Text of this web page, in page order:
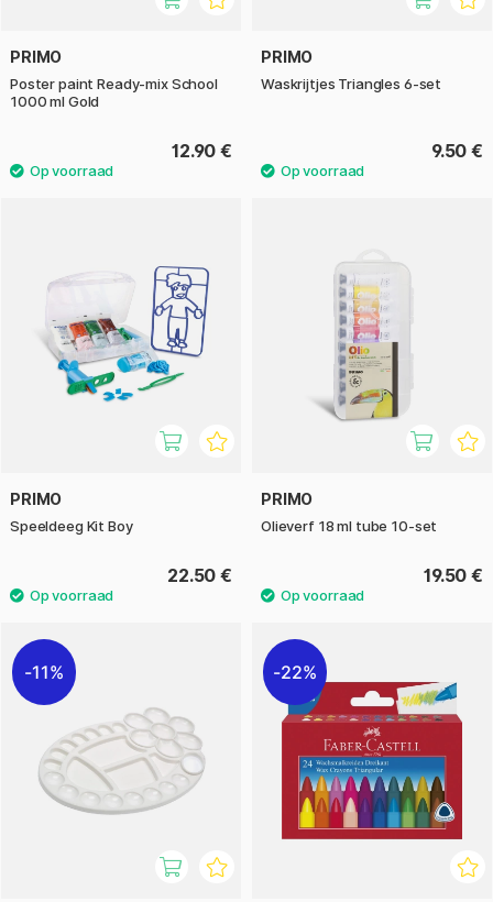
PRIMO
Poster paint Ready-mix School
1000 ml Gold
12.90 €
PRIMO
Waskrijtjes Triangles 6-set
9.50 €
PRIMO
Speeldeeg Kit Boy
22.50 €
PRIMO
Olieverf 18 ml tube 10-set
19.50 €
11% 22%